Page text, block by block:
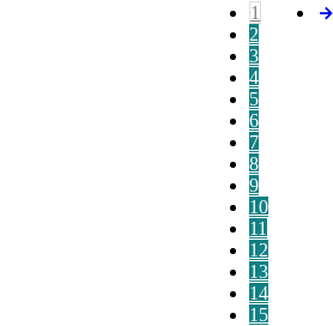
1
2
3
4
5
6
7
8
9
10
11
12
13
14
15